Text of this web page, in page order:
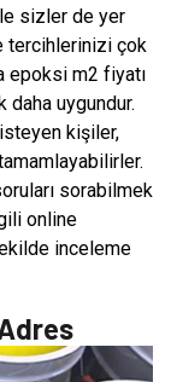
sizler de yer
tercihlerinizi çok
epoksi m2 fiyatı
uygundur.
kişiler,
sorabilmek
online
inceleme